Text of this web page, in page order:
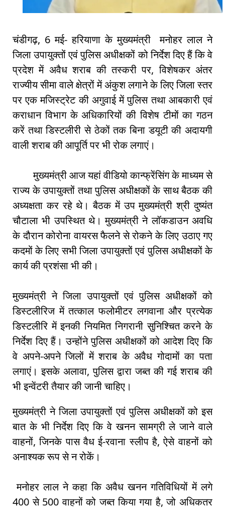
चंडीगढ़, 6 मई- हरियाणा के मुख्यमंत्री मनोहर लाल ने
जिला उपायुक्तों एवं पुलिस अधीक्षकों को निर्देश दिए हैं कि वे
प्रदेश में अवैध शराब की तस्करी पर, विशेषकर अंतर
राज्यीय सीमा वाले क्षेत्रों में अंकुश लगाने के लिए जिला स्तर
पर एक मजिस्ट्रेट की अगुवाई में पुलिस तथा आबकारी एवं
कराधान विभाग के अधिकारियों की विशेष टीमों का गठन
करें तथा डिस्टलीरी से ठेकों तक बिना डयूटी की अदायगी
वाली शराब की आपूर्ति पर भी रोक लगाएं।
मुख्यमंत्री आज यहां वीडियो कान्फ्रेंसिंग के माध्यम से
राज्य के उपायुक्तों तथा पुलिस अधीक्षकों के साथ बैठक की
अध्यक्षता कर रहे थे। बैठक में उप मुख्यमंत्री श्री दुष्यंत
चौटाला भी उपस्थित थे। मुख्यमंत्री ने लॉकडाउन अवधि
के दौरान कोरोना वायरस फैलने से रोकने के लिए उठाए गए
कदमों के लिए सभी जिला उपायुक्तों एवं पुलिस अधीक्षकों के
कार्य की प्रशंसा भी की।
मुख्यमंत्री ने जिला उपायुक्तों एवं पुलिस अधीक्षकों को
डिस्टलीरिज में तत्काल फलोमीटर लगवाना और प्रत्येक
डिस्टलीरि में इनकी नियमित निगरानी सुनिश्चित करने के
निर्देश दिए हैं। उन्होंने पुलिस अधीक्षकों को आदेश दिए कि
वे अपने-अपने जिलों में शराब के अवैध गोदामों का पता
लगाएं। इसके अलावा, पुलिस द्वारा जब्त की गई शराब की
भी इन्वेंटरी तैयार की जानी चाहिए।
मुख्यमंत्री ने जिला उपायुक्तों एवं पुलिस अधीक्षकों को इस
बात के भी निर्देश दिए कि वे खनन सामग्री ले जाने वाले
वाहनों, जिनके पास वैध ई-रवाना स्लीप है, ऐसे वाहनों को
अनाश्यक रूप से न रोकें।
मनोहर लाल ने कहा कि अवैध खनन गतिविधियों में लगे
400 से 500 वाहनों को जब्त किया गया है, जो अधिकतर